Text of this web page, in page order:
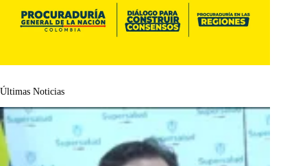
Últimas Noticias